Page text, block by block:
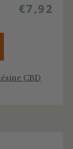
€7,92
CBD